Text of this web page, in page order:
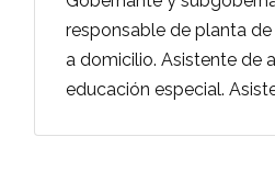
responsable de planta
a domicilio. Asistente de
educación especial.